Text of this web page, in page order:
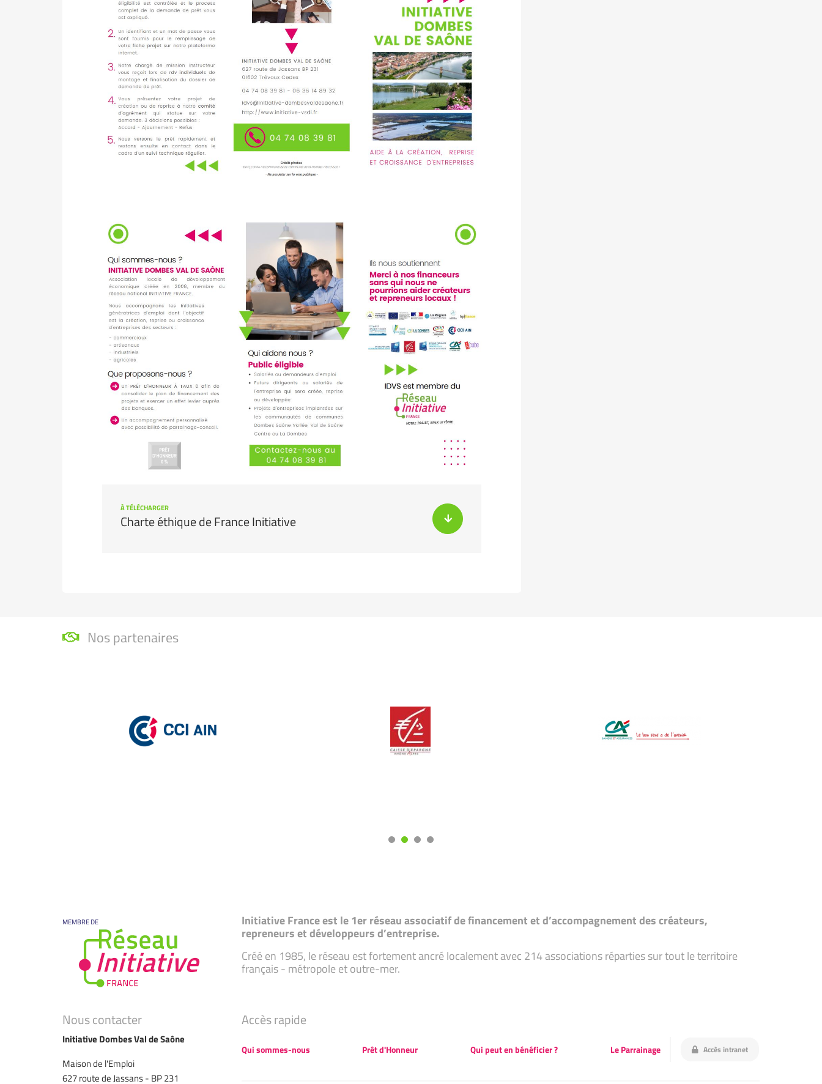
À TÉLÉCHARGER
Charte éthique de France Initiative
Nos partenaires
MEMBRE DE Initiative France est le 1er réseau associatif de financement et d’accompagnement des créateurs,
repreneurs et développeurs d’entreprise.
Créé en 1985, le réseau est fortement ancré localement avec 214 associations réparties sur tout le territoire
français - métropole et outre-mer.
Nous contacter
Initiative Dombes Val de Saône
Maison de l'Emploi
627 route de Jassans - BP 231
Accès rapide
Qui sommes-nous Prêt d'Honneur Qui peut en bénéficier ? Le Parrainage Accès intranet